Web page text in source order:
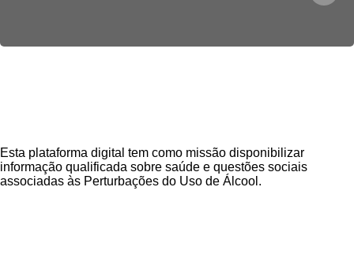
Esta plataforma digital tem como missão disponibilizar
informação qualificada sobre saúde e questões sociais
associadas às Perturbações do Uso de Álcool.